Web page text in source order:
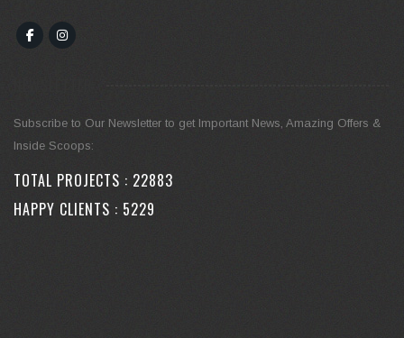
Subscribe to Our Newsletter to get Important News, Amazing Offers &
Inside Scoops:
TOTAL PROJECTS : 34535
HAPPY CLIENTS : 7887